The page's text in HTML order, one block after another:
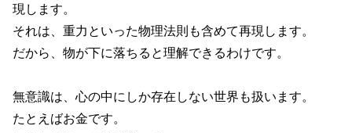
現します。
それは、重力といった物理法則も含めて再現します。
だから、物が下に落ちると理解できるわけです。
無意識は、心の中にしか存在しない世界も扱います。
たとえばお金です。